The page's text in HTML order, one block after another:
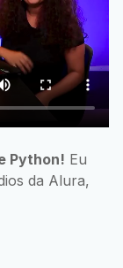
Python! Eu
da Alura,